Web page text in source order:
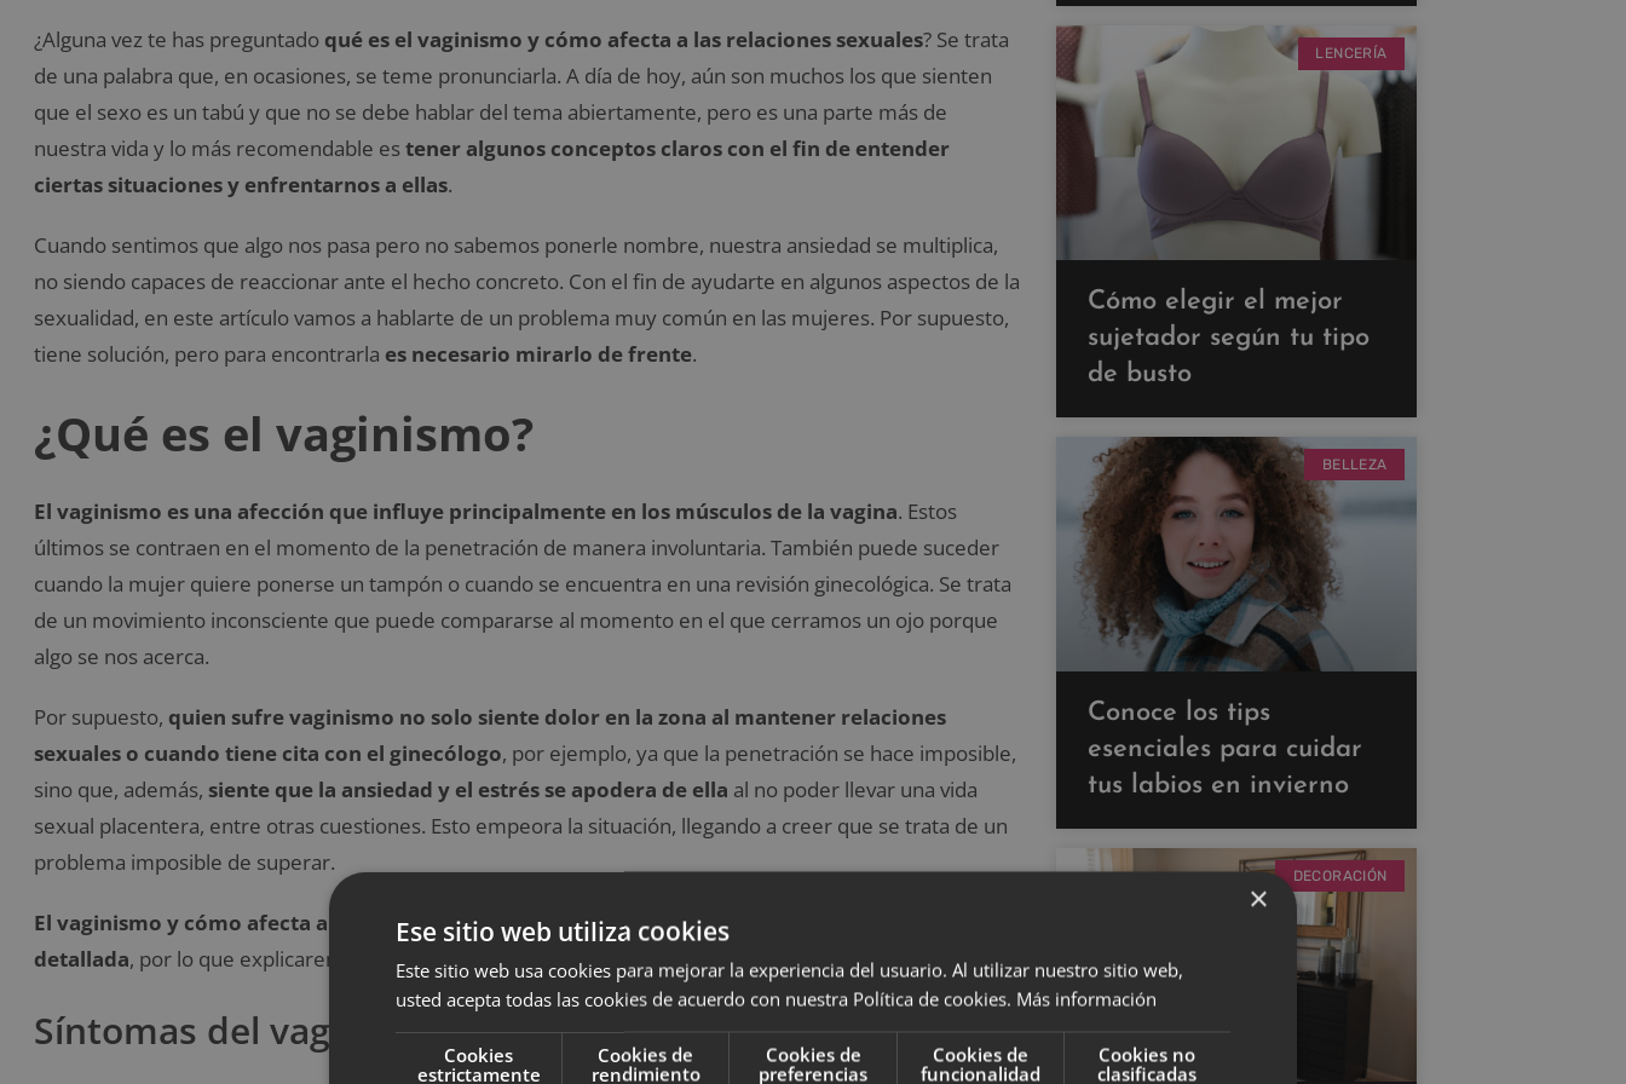
¿Alguna vez te has preguntado qué es el vaginismo y cómo afecta a las relaciones sexuales? Se trata
de una palabra que, en ocasiones, se teme pronunciarla. A día de hoy, aún son muchos los que sienten
que el sexo es un tabú y que no se debe hablar del tema abiertamente, pero es una parte más de
nuestra vida y lo más recomendable estener algunos conceptos claros con el fin de entender
ciertas situaciones y enfrentarnos a ellas.
Cuando sentimos que algo nos pasa pero no sabemos ponerle nombre, nuestra ansiedad se multiplica,
no siendo capaces de reaccionar ante el hecho concreto. Con el fin de ayudarte en algunos aspectos de la
sexualidad, en este artículo vamos a hablarte de un problema muy común en las mujeres. Por supuesto,
tiene solución, pero para encontrarla es necesario mirarlo de frente.
¿Qué es el vaginismo?
El vaginismo es una afección que influye principalmente en los músculos de la vagina. Estos
últimos se contraen en el momento de la penetración de manera involuntaria. También puede suceder
cuando la mujer quiere ponerse un tampón o cuando se encuentra en una revisión ginecológica. Se trata
de un movimiento inconsciente que puede compararse al momento en el que cerramos un ojo porque
algo se nos acerca.
Por supuesto, quien sufre vaginismo no solo siente dolor en la zona al mantener relaciones
sexuales o cuando tiene cita con el ginecólogo, por ejemplo, ya que la penetración se hace imposible,
sino que, además, siente que la ansiedad y el estrés se apodera de ella al no poder llevar una vida
sexual placentera, entre otras cuestiones. Esto empeora la situación, llegando a creer que se trata de un
problema imposible de superar.
El vaginismo y cómo afecta a las relaciones sexuales es necesario entenderlo de manera
detallada, por lo que explicaremos los datos más destacados a continuación.
Síntomas del vaginismo
LENCERÍA
Cómo elegir el mejor
sujetador según tu tipo
de busto
BELLEZA
Conoce los tips
esenciales para cuidar
tus labios en invierno
DECORACIÓN
×
Ese sitio web utiliza cookies
Este sitio web usa cookies para mejorar la experiencia del usuario. Al utilizar nuestro sitio web,
usted acepta todas las cookies de acuerdo con nuestra Política de cookies. Más información
Cookies
estrictamente
Cookies de
rendimiento
Cookies de
preferencias
Cookies de
funcionalidad
Cookies no
clasificadas